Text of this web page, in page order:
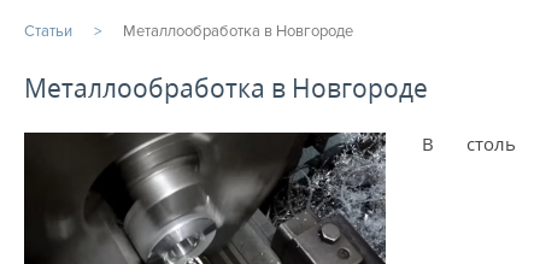
СТАТЬИ
Расточные работы
Фрезерная обработка
Статьи Металлообработка в Новгороде
Металлообработка в Новгороде
В столь